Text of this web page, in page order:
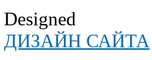
Designed
ДИЗАЙН САЙТА